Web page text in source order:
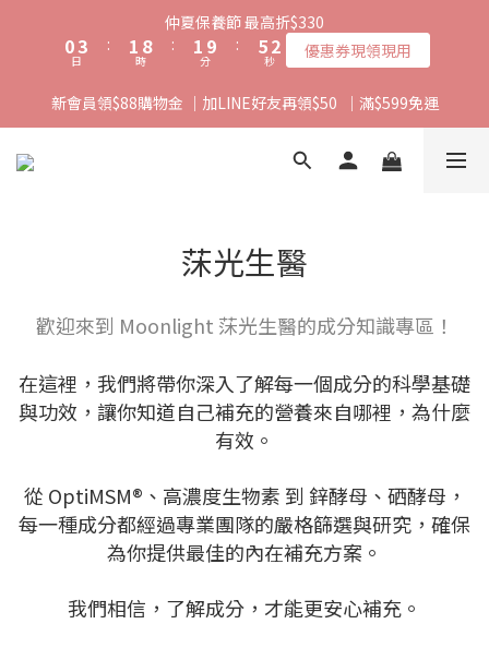
仲夏保養節 最高折$330
03
2
1
0
日
:
1
0
8
7
6
5
時
:
2
1
0
9
8
7
6
0
分
:
6
5
4
3
2
3
2
1
0
秒 優惠券現領現用
新會員領$88購物金 ｜加LINE好友再領$50  ｜滿$599免運
莯光生醫
歡迎來到 Moonlight 莯光生醫的成分知識專區！
在這裡，我們將帶你深入了解每一個成分的科學基礎
與功效，讓你知道自己補充的營養來自哪裡，為什麼
有效。
從 OptiMSM®、高濃度生物素 到 鋅酵母、硒酵母，
每一種成分都經過專業團隊的嚴格篩選與研究，確保
為你提供最佳的內在補充方案。
我們相信，了解成分，才能更安心補充。